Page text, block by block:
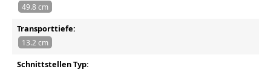
49.8 cm
Transporttiefe:
13.2 cm
Schnittstellen Typ: